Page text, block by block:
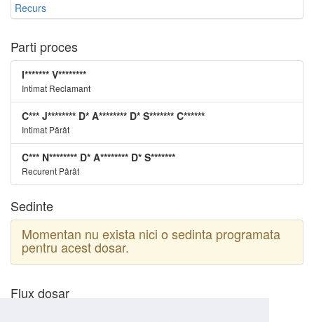
Recurs
Parti proces
I******* V********
Intimat Reclamant
C*** J******** D* A******** D* S******* C******
Intimat Pârât
C*** N******** D* A******** D* S*******
Recurent Pârât
Sedinte
Momentan nu exista nici o sedinta programata
pentru acest dosar.
Flux dosar